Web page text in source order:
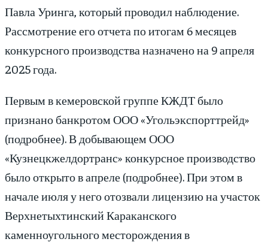
Павла Уринга, который проводил наблюдение.
Рассмотрение его отчета по итогам 6 месяцев
конкурсного производства назначено на 9 апреля
2025 года.
Первым в кемеровской группе КЖДТ было
признано банкротом ООО «Угольэкспорттрейд»
(подробнее). В добывающем ООО
«Кузнецкжелдортранс» конкурсное производство
было открыто в апреле (подробнее). При этом в
начале июля у него отозвали лицензию на участок
Верхнетыхтинский Караканского
каменноугольного месторождения в